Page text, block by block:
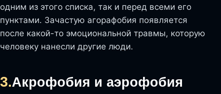
одним из этого списка, так и перед всеми его
пунктами. Зачастую агорафобия появляется
после какой-то эмоциональной травмы, которую
человеку нанесли другие люди.
3.Акрофобия и аэрофобия